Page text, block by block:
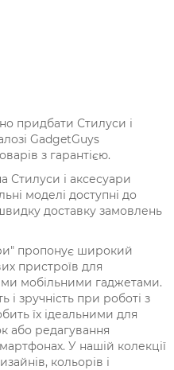
придбати Стилуси і
GadgetGuys
з гарантією.
Стилуси і аксесуари
моделі доступні до
доставку замовлень
пропонує широкий
пристроїв для
мобільними гаджетами.
і зручність при роботі з
їх ідеальними для
або редагування
У нашій колекції
кольорів і